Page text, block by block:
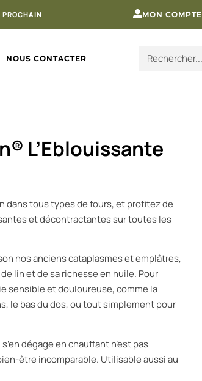
PROCHAIN MON COMPTE
NOUS CONTACTER
L’Eblouissante
dans tous types de fours, et profitez de
et décontractantes sur toutes les
nos anciens cataplasmes et emplâtres,
lin et de sa richesse en huile. Pour
sensible et douloureuse, comme la
le bas du dos, ou tout simplement pour
dégage en chauffant n’est pas
être incomparable. Utilisable aussi au